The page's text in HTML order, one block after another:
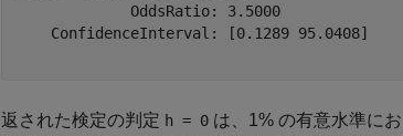
             OddsRatio: 3.5000
    ConfidenceInterval: [0.1289 95.0408]
返された検定の判定 h = 0 は、1% の有意水準に